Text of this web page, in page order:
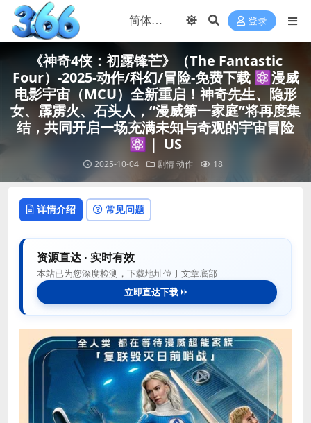
登录
《神奇4侠：初露锋芒》（The Fantastic
Four）-2025-动作/科幻/冒险-免费下载 ⚛️漫威
电影宇宙（MCU）全新重启！神奇先生、隐形
女、霹雳火、石头人，“漫威第一家庭”将再度集
结，共同开启一场充满未知与奇观的宇宙冒险
⚛️｜ US
2025-10-04 剧情 动作 18
详情介绍 常见问题
资源直达 · 实时有效
本站已为您深度检测，下载地址位于文章底部
立即直达下载